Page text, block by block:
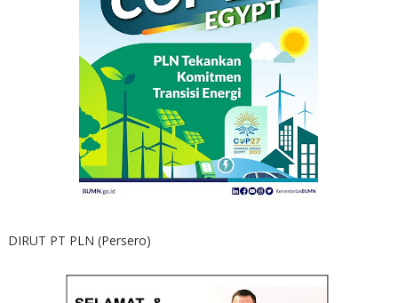
DIRUT PT PLN (Persero)